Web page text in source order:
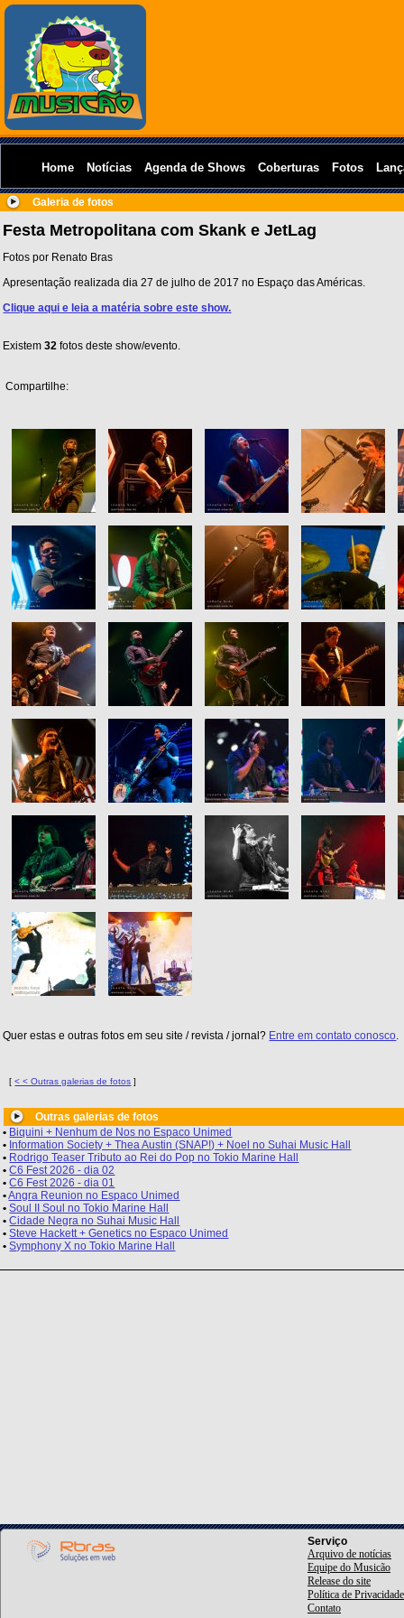
Home Notícias Agenda de Shows Coberturas Fotos
Galeria de fotos
Festa Metropolitana com Skank e JetLag
Fotos por Renato Bras
Apresentação realizada dia 27 de julho de 2017 no Espaço das Américas.
Clique aqui e leia a matéria sobre este show.
Existem32 fotos deste show/evento.
Compartilhe:
Quer estas e outras fotos em seu site / revista / jornal? Entre em contato conosco.
[< < Outras galerias de fotos ]
Outras galerias de fotos
• Biquini + Nenhum de Nos no Espaco Unimed
• Information Society + Thea Austin (SNAP!) + Noel no Suhai Music Hall
• Rodrigo Teaser Tributo ao Rei do Pop no Tokio Marine Hall
• C6 Fest 2026 - dia 02
• C6 Fest 2026 - dia 01
•Angra Reunion no Espaco Unimed
• Soul II Soul no Tokio Marine Hall
• Cidade Negra no Suhai Music Hall
• Steve Hackett + Genetics no Espaco Unimed
• Symphony X no Tokio Marine Hall
Serviço
Arquivo de notícias
Equipe do Musicão
Release do site
Política de Privacidade
Contato